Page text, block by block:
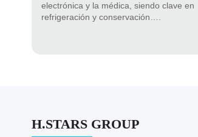
electrónica y la médica, siendo clave en
refrigeración y conservación….
H.STARS GROUP